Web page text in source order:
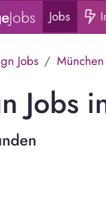
Jobs Jobs
Jobs München
Jobs